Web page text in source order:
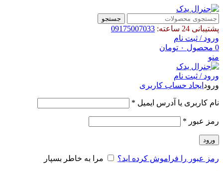
جستجو
پشتیبانی 24 ساعته:
09175007033
ورود / ثبت نام
0 محصول ۰ تومان
منو
ورود / ثبت نام
ورود ایجاد حساب کاربری
نام کاربری یا آدرس ایمیل *
رمز عبور *
ورود
رمز عبور را فراموش کرده اید؟ مرا به خاطر بسپار